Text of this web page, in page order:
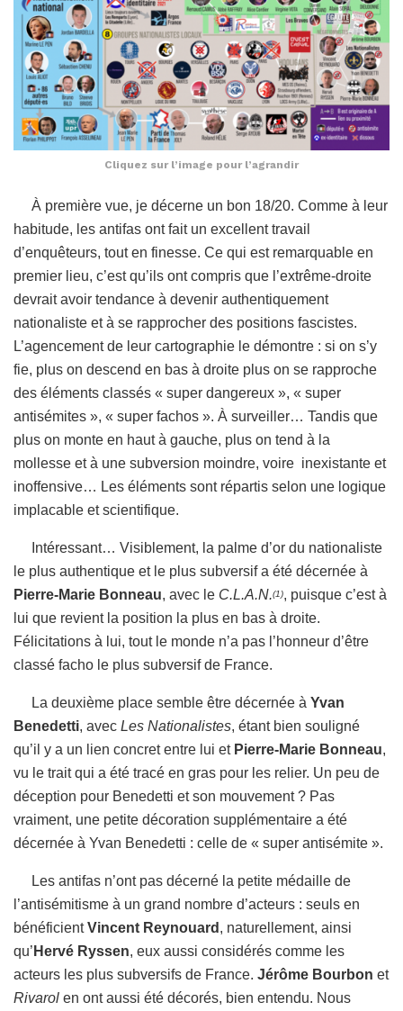
Cliquez sur l’image pour l’agrandir
À première vue, je décerne un bon 18/20. Comme à leur
habitude, les antifas ont fait un excellent travail
d’enquêteurs, tout en finesse. Ce qui est remarquable en
premier lieu, c’est qu’ils ont compris que l’extrême-droite
devrait avoir tendance à devenir authentiquement
nationaliste et à se rapprocher des positions fascistes.
L’agencement de leur cartographie le démontre : si on s’y
fie, plus on descend en bas à droite plus on se rapproche
des éléments classés « super dangereux », « super
antisémites », « super fachos ». À surveiller… Tandis que
plus on monte en haut à gauche, plus on tend à la
mollesse et à une subversion moindre, voire inexistante et
inoffensive… Les éléments sont répartis selon une logique
implacable et scientifique.
Intéressant… Visiblement, la palme d’or du nationaliste
le plus authentique et le plus subversif a été décernée à
Pierre-Marie Bonneau, avec le C.L.A.N.(1), puisque c’est à
lui que revient la position la plus en bas à droite.
Félicitations à lui, tout le monde n’a pas l’honneur d’être
classé facho le plus subversif de France.
La deuxième place semble être décernée à Yvan
Benedetti, avec Les Nationalistes, étant bien souligné
qu’il y a un lien concret entre lui et Pierre-Marie Bonneau,
vu le trait qui a été tracé en gras pour les relier. Un peu de
déception pour Benedetti et son mouvement ? Pas
vraiment, une petite décoration supplémentaire a été
décernée à Yvan Benedetti : celle de « super antisémite ».
Les antifas n’ont pas décerné la petite médaille de
l’antisémitisme à un grand nombre d’acteurs : seuls en
bénéficientVincent Reynouard , naturellement, ainsi
qu’ Hervé Ryssen, eux aussi considérés comme les
acteurs les plus subversifs de France. Jérôme Bourbon et
Rivarol en ont aussi été décorés, bien entendu. Nous